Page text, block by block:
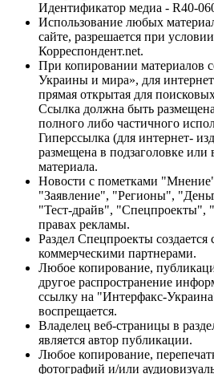
Идентификатор медиа - R40-
Использование любых
сайте, разрешается при
Корреспондент.net.
При копировании материалов
Украины и мира», для
прямая открытая для
Ссылка должна быть
полного либо частичного
Гиперссылка (для интернет-
размещена в подзаголовке или
материала.
Новости с пометками
"Заявление", "Регионы",
"Тест-драйв", "Спецпроекты",
правах рекламы.
Раздел Спецпроекты создается
коммерческими партнерами.
Любое копирование,
другое распространение
ссылку на "Интерфакс-
воспрещается.
Владелец веб-страницы в
является автор публикации.
Любое копирование,
фотографий и/или